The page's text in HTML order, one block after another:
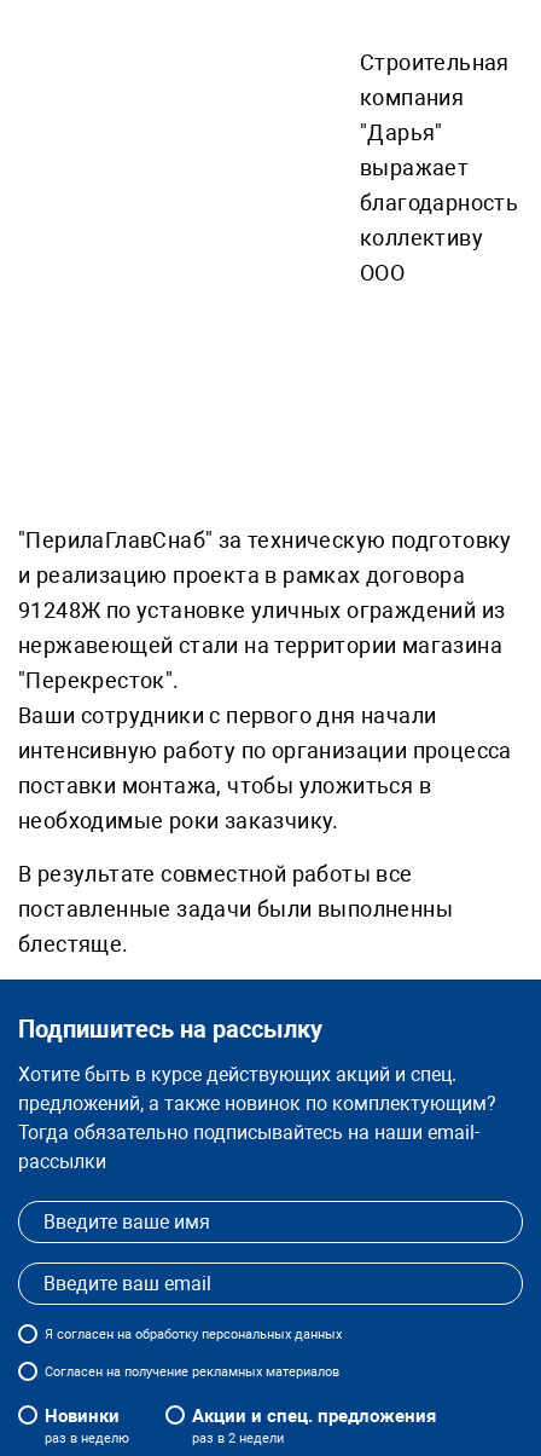
Строительная
компания
"Дарья"
выражает
благодарность
коллективу
ООО
"ПерилаГлавСнаб" за техническую подготовку
и реализацию проекта в рамках договора
91248Ж по установке уличных ограждений из
нержавеющей стали на территории магазина
"Перекресток".
Ваши сотрудники с первого дня начали
интенсивную работу по организации процесса
поставки монтажа, чтобы уложиться в
необходимые роки заказчику.
В результате совместной работы все
поставленные задачи были выполненны
блестяще.
Подпишитесь на рассылку
Хотите быть в курсе действующих акций и спец.
предложений, а также новинок по комплектующим?
Тогда обязательно подписывайтесь на наши email-
рассылки
Я согласен на обработку персональных данных
Согласен на получение рекламных материалов
Новинки
раз в неделю
Акции и спец. предложения
раз в 2 недели